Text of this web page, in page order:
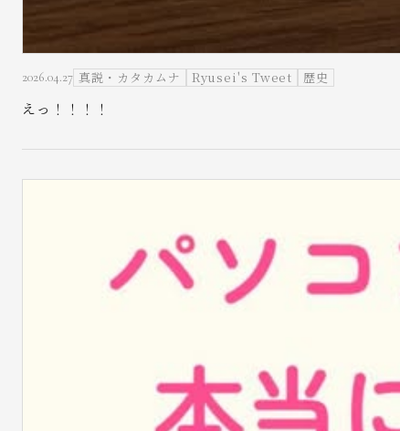
2026.04.27 真説・カタカムナ Ryusei's Tweet 歴史
えっ！！！！